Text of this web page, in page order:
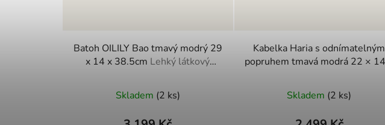
Batoh OILILY Bao tmavý modrý 29
x 14 x 38.5cm Lehký látkový
nastavitelnými popruhy
Skladem (2 ks)
Kabelka Haria s odnímatelným
popruhem tmavá modrá 22 × 14,5
Skladem (2 ks)